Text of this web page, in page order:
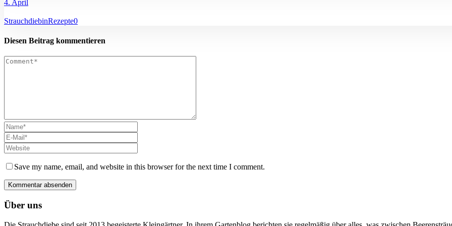
4. April
StrauchdiebinRezepte0
Diesen Beitrag kommentieren
Save my name, email, and website in this browser for the next time I comment.
Über uns